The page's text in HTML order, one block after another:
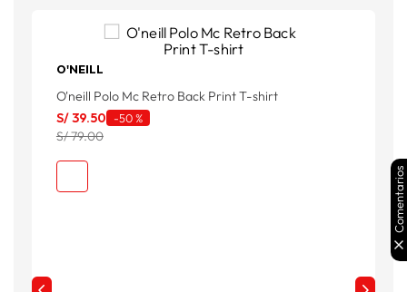
O'NEILL
O'neill Polo Mc Retro Back Print T-shirt
S/39.50 -50 %
S/ 79.00
Comentarios